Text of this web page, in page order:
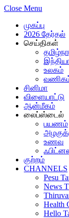
Close Menu
முகப்பு
2026 தேர்தல்
செய்திகள்
உலகம்
சினிமா
விளையாட்டு
ஆன்மீகம்
லைப்ஸ்டைல்
பயணம்
உணவு
குற்றம்
CHANNELS
Pesu
News
Health
Hello